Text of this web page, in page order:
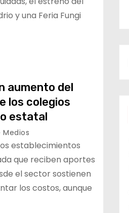
y una Feria Fungi
aumento del
los colegios
estatal
Medios
establecimientos
que reciben aportes
el sector sostienen
los costos, aunque